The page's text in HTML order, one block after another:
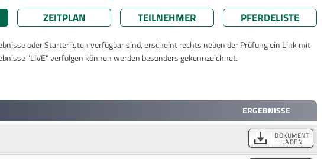
ZEITPLAN TEILNEHMER PFERDELISTE
oder Starterlisten verfügbar sind, erscheint rechts neben der Prüfung ein Link mit
"LIVE" verfolgen können werden besonders gekennzeichnet.
ERGEBNISSE
DOKUMENT
LADEN